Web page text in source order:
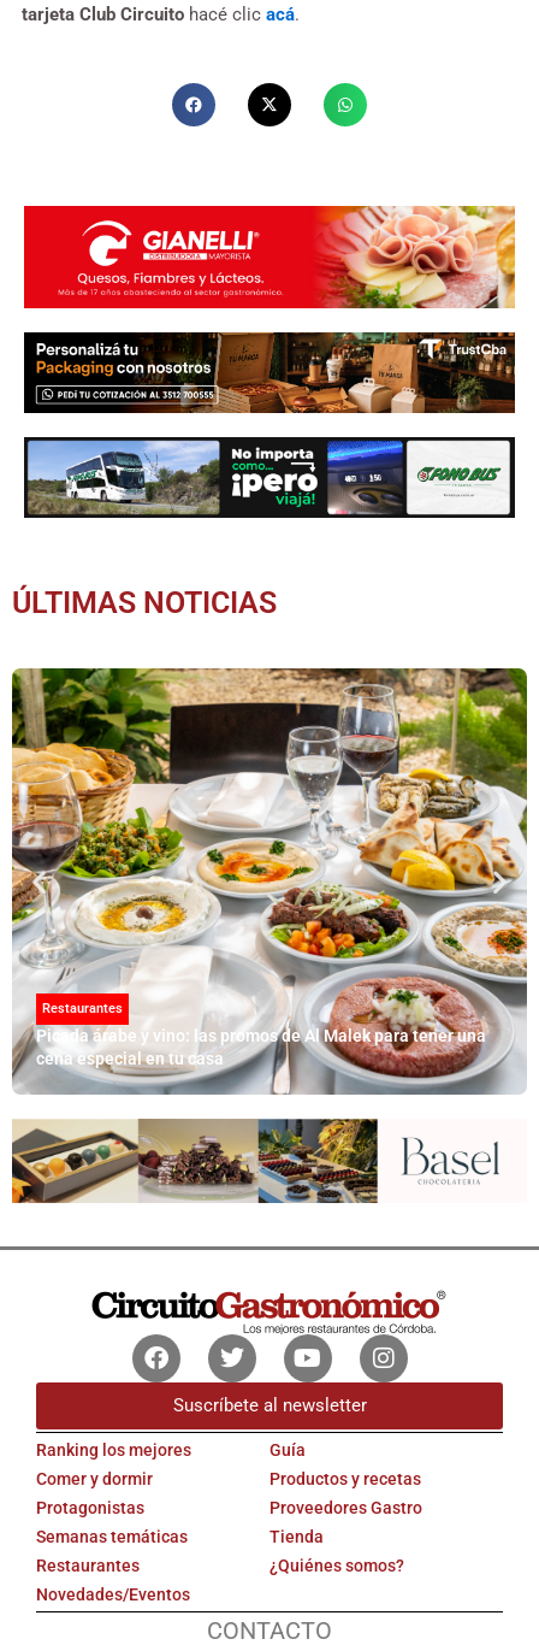
tarjeta Club Circuito hacé clic acá.
ÚLTIMAS NOTICIAS
Restaurantes
Picada árabe y vino: las promos de Al Malek para tener una
cena especial en tu casa
FacebookTwitterYoutubeInstagram
Suscríbete al newsletter
Ranking los mejores
Comer y dormir
Protagonistas
Semanas temáticas
Restaurantes
Novedades/Eventos
Guía
Productos y recetas
Proveedores Gastro
Tienda
¿Quiénes somos?
CONTACTO